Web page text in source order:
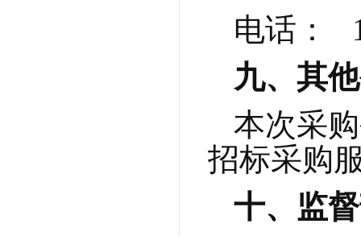
电话：
九、其
本次采
招标采购
十、监